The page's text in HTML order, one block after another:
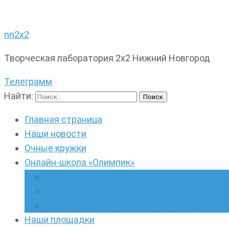
nn2x2
Творческая лаборатория 2х2 Нижний Новгород
Телеграмм
Найти:
Главная страница
Наши новости
Очные кружки
Онлайн-школа «Олимпик»
Наши площадки